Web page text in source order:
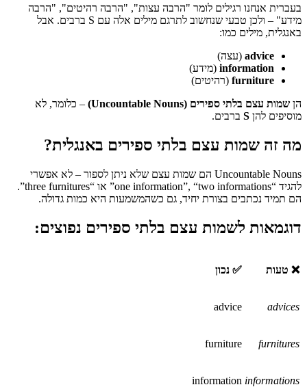
בעברית אנחנו רגילים לומר "הרבה עצות", "הרבה רהיטים", "הרבה
מידע" – ולכן טבעי שנחשוב לתרגם מילים אלה עם S ברבים. אבל
באנגלית, מילים כמו:
advice (עצה)
information (מידע)
furniture (רהיטים)
הן שמות עצם בלתי ספירים (Uncountable Nouns)
– כלומר, לא
מוסיפים להן S ברבים.
מה זה שמות עצם בלתי ספירים באנגלית?
Uncountable Nouns הם שמות עצם שלא ניתן לספור – לא אפשרי
להגיד “one information”, “two informations” או “three furnitures”.
הם תמיד נכתבים בצורת יחיד, גם כשהמשמעות היא כמות גדולה.
דוגמאות לשמות עצם בלתי ספירים נפוצים:
❌ טעות ✅ נכון
advices
advice
furnitures
furniture
informations
information